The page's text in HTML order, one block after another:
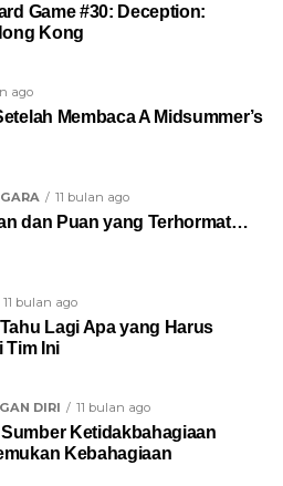
Game #30: Deception:
Kong
ago
Membaca A Midsummer’s
11 bulan ago
dan Puan yang Terhormat…
11 bulan ago
Lagi Apa yang Harus
Tim Ini
DIRI 11 bulan ago
Sumber Ketidakbahagiaan
Kebahagiaan